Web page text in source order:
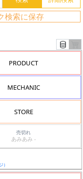
検索に保存
PRODUCT
MECHANIC
STORE
売切れ
あみあみ -
）